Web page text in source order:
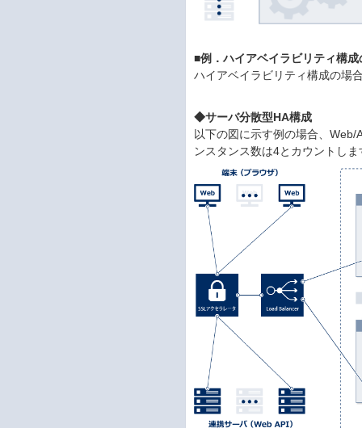
■例．ハイアベイラビリティ構成
ハイアベイラビリティ構成の場
◆サーバ分散型HA構成
以下の図に示す例の場合、
ンスタンス数は4とカウントしま